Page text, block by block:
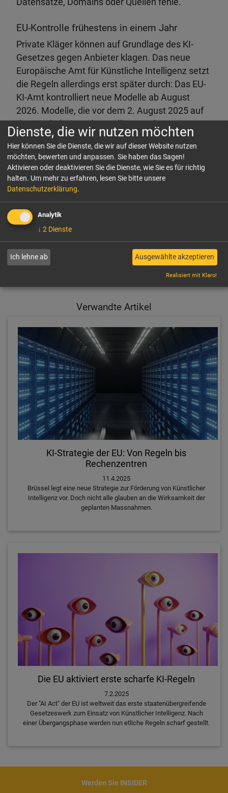
Datensätze, Domains oder Quellen fehle.
EU-Kontrolle frühestens in einem Jahr
Private Kläger können auf Grundlage des KI-
Gesetzes gegen Anbieter klagen. Das neue
Europäische Amt für Künstliche Intelligenz setzt
die Regeln allerdings erst später durch: Das EU-
KI-Amt kontrolliert neue Modelle ab August
2026. Modelle, die vor dem 2. August 2025 auf
den Markt kamen, kontrolliert es ab August
2027. Bei Verstössen drohen dann Geldstrafen
von bis zu 15 Millionen Euro oder drei Prozent
des gesamten weltweiten Jahresumsatzes. /
dpa
PER E-MAIL EMPFEHLEN
Verwandte Artikel
KI-Strategie der EU: Von Regeln bis
Rechenzentren
11.4.2025
Brüssel legt eine neue Strategie zur Förderung von Künstlicher
Intelligenz vor. Doch nicht alle glauben an die Wirksamkeit der
geplanten Massnahmen.
Die EU aktiviert erste scharfe KI-Regeln
7.2.2025
Der "AI Act" der EU ist weltweit das erste staatenübergreifende
Gesetzeswerk zum Einsatz von Künstlicher Intelligenz. Nach
einer Übergangsphase werden nun etliche Regeln scharf gestellt.
Werden Sie INSIDER
Dienste, die wir nutzen möchten
Hier können Sie die Dienste, die wir auf dieser Website nutzen
möchten, bewerten und anpassen. Sie haben das Sagen!
Aktivieren oder deaktivieren Sie die Dienste, wie Sie es für richtig
halten. Um mehr zu erfahren, lesen Sie bitte unsere
Datenschutzerklärung.
Analytik
↓ 2 Dienste
Ich lehne ab Ausgewählte akzeptieren
Realisiert mit Klaro!